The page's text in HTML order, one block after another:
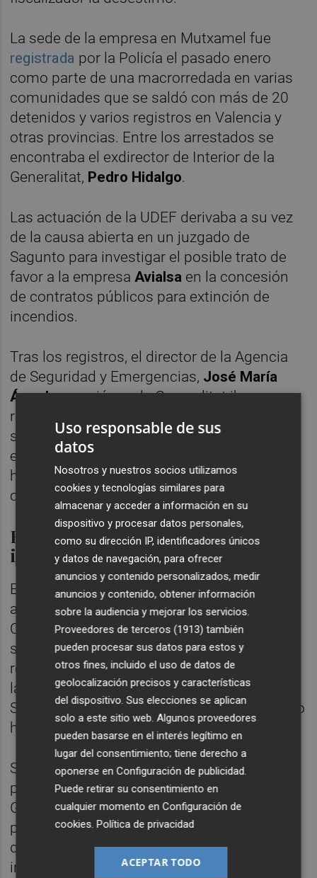
La sede de la empresa en Mutxamel fue
registrada por la Policía el pasado enero
como parte de una macrorredada en varias
comunidades que se saldó con más de 20
detenidos y varios registros en Valencia y
otras provincias. Entre los arrestados se
encontraba el exdirector de Interior de la
Generalitat, Pedro Hidalgo.
Las actuación de la UDEF derivaba a su vez
de la causa abierta en un juzgado de
Sagunto para investigar el posible trato de
favor a la empresaAvialsa en la concesión
de contratos públicos para extinción de
incendios.
Tras los registros, el director de la Agencia
de Seguridad y Emergencias, José María
Ángel, anunció que la Generalitat iba a
revisar los contratos con su proveedor del
servicio de helicópteros y brigadas de
extinción de incendios forestales,
helicópteros de urgencias sanitarias y de
coordinación, entre otros.
El Tribunal de Cuentas reclama
información
En el escrito remitido por el director de
asuntos contenciosos del Tribunal de
Cuentas a la Abogacía de la Generalitat para
solicitar documentación, el responsable
reclama un informe en el que se justifiquen
las irregularidades detectadas por la
Sindicatura de Cuentas y si se estima que no
han causado daños al erario público.
Si se considerase que sí se produjo un
perjuicio, se solicita a la Abogacía de la
Generalitat que cuantifique la cuantía del
presunto daño y que se acote el periodo en
que se cometieron las presuntas
irregularidades, así como las personas
Uso responsable de sus
datos
Nosotros y nuestros socios utilizamos
cookies y tecnologías similares para
almacenar y acceder a información en su
dispositivo y procesar datos personales,
como su dirección IP, identificadores únicos
y datos de navegación, para ofrecer
anuncios y contenido personalizados, medir
anuncios y contenido, obtener información
sobre la audiencia y mejorar los servicios.
Proveedores de terceros (1913) también
pueden procesar sus datos para estos y
otros fines, incluido el uso de datos de
geolocalización precisos y características
del dispositivo. Sus elecciones se aplican
solo a este sitio web. Algunos proveedores
pueden basarse en el interés legítimo en
lugar del consentimiento; tiene derecho a
oponerse enConfiguración de publicidad
Puede retirar su consentimiento en
cualquier momento enConfiguración de
cookies .Política de privacidad
ACEPTAR TODO